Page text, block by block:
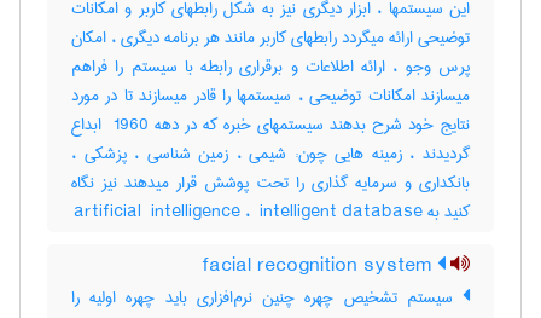
این سیستمها ، ابزار دیگری نیز به شکل رابطهای کاربر و امکانات
توضیحی ارائه میگردد رابطهای کاربر مانند هر برنامه دیگری ، امکان
پرس وجو ، ارائه اطلاعات و برقراری رابطه با سیستم را فراهم
میسازند امکانات توضیحی ، سیستمها را قادر میسازند تا در مورد
نتایج خود شرح بدهند سیستمهای خبره که در دهه ‎ 1960 ابداع
گردیدند ، زمینه هایی چون: شیمی ، زمین شناسی ، پزشکی ،
بانکداری و سرمایه گذاری را تحت پوشش قرار میدهند نیز نگاه
کنید به ‎artificial ‎ intelligence ، ‎ intelligent database
سیستم تشخیص چهره چنین نرم‌افزاری باید چهره اولیه را